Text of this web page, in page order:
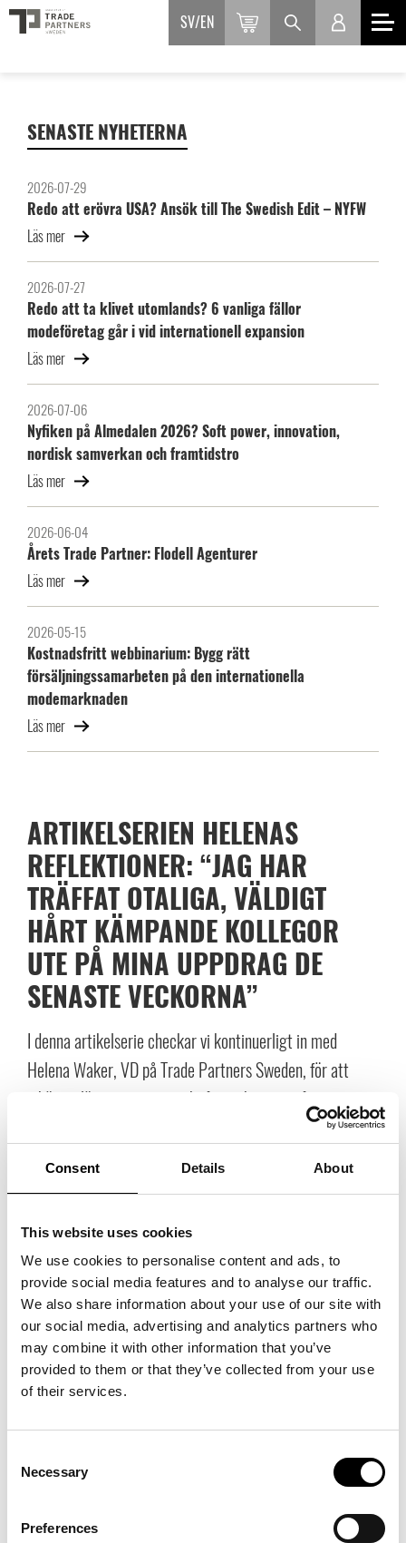
Consent Details About
This website uses cookies
We use cookies to personalise content and ads, to
provide social media features and to analyse our traffic.
We also share information about your use of our site with
our social media, advertising and analytics partners who
may combine it with other information that you’ve
provided to them or that they’ve collected from your use
of their services.
Selection
Necessary
Preferences
SV EN
SENASTE NYHETERNA
2026-07-29
Redo att erövra USA? Ansök till The Swedish Edit – NYFW
Läs mer
2026-07-27
Redo att ta klivet utomlands? 6 vanliga fällor
modeföretag går i vid internationell expansion
Läs mer
2026-07-06
Nyfiken på Almedalen 2026? Soft power, innovation,
nordisk samverkan och framtidstro
Läs mer
2026-06-04
Årets Trade Partner: Flodell Agenturer
Läs mer
2026-05-15
Kostnadsfritt webbinarium: Bygg rätt
försäljningssamarbeten på den internationella
modemarknaden
Läs mer
ARTIKELSERIEN HELENAS
REFLEKTIONER: “JAG HAR
TRÄFFAT OTALIGA, VÄLDIGT
HÅRT KÄMPANDE KOLLEGOR
UTE PÅ MINA UPPDRAG DE
SENASTE VECKORNA”
I denna artikelserie checkar vi kontinuerligt in med
Helena Waker, VD på Trade Partners Sweden, för att
inhämta lägesrapporter och få reflektioner från
branschen. Helena har i och med sin roll många
intressanta kontakter med olika aktörer och vi låter
henne gärna uppdatera oss. Här kan du läsa en återblick
Tänk att du sitter med en väldigt stor möjlighet men även utmaning i
en av dina nya affärer och du vet inte hur du avtalsmässigt ska kunna
lösa det. Dina nya partners har stora förväntningar och samtidigt tuffa
krav. Jag tog vid ett sådant tillfälle ett möte med en av våra affärsjurister